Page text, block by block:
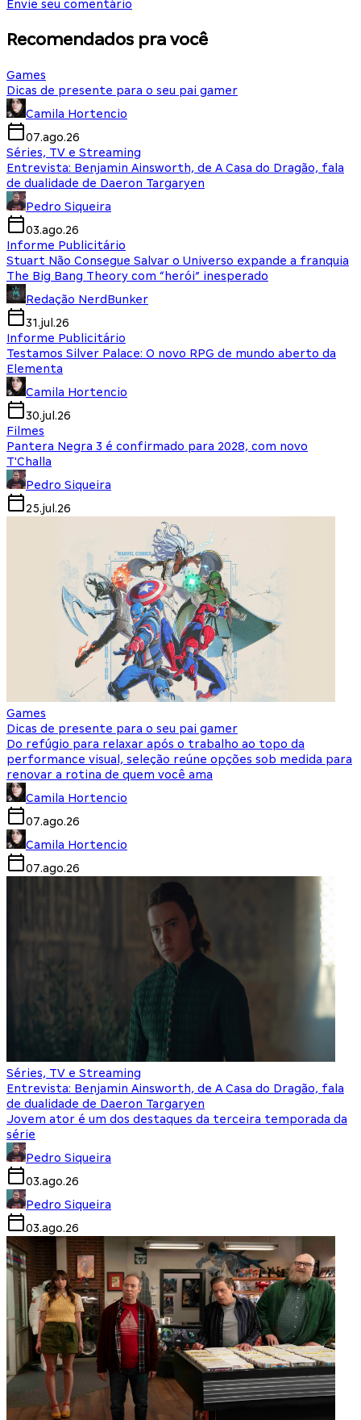
Envie seu comentário
Recomendados pra você
Games
Dicas de presente para o seu pai gamer
Camila Hortencio
07.ago.26
Séries, TV e Streaming
Entrevista: Benjamin Ainsworth, de A Casa do Dragão, fala
de dualidade de Daeron Targaryen
Pedro Siqueira
03.ago.26
Informe Publicitário
Stuart Não Consegue Salvar o Universo expande a franquia
The Big Bang Theory com “herói” inesperado
Redação NerdBunker
31.jul.26
Informe Publicitário
Testamos Silver Palace: O novo RPG de mundo aberto da
Elementa
Camila Hortencio
30.jul.26
Filmes
Pantera Negra 3 é confirmado para 2028, com novo
T'Challa
Pedro Siqueira
25.jul.26
Games
Dicas de presente para o seu pai gamer
Do refúgio para relaxar após o trabalho ao topo da
performance visual, seleção reúne opções sob medida para
renovar a rotina de quem você ama
Camila Hortencio
07.ago.26
Camila Hortencio
07.ago.26
Séries, TV e Streaming
Entrevista: Benjamin Ainsworth, de A Casa do Dragão, fala
de dualidade de Daeron Targaryen
Jovem ator é um dos destaques da terceira temporada da
série
Pedro Siqueira
03.ago.26
Pedro Siqueira
03.ago.26